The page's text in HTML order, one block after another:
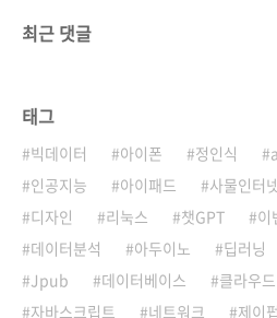
최근 댓글
태그
빅데이터 아이폰 정인식
인공지능
아이패드 사물인터
디자인
리눅스 챗GPT 이
데이터분석
아두이노 딥러닝
Jpub
데이터베이스 클라우드
자바스크립트
네트워크 제이펍